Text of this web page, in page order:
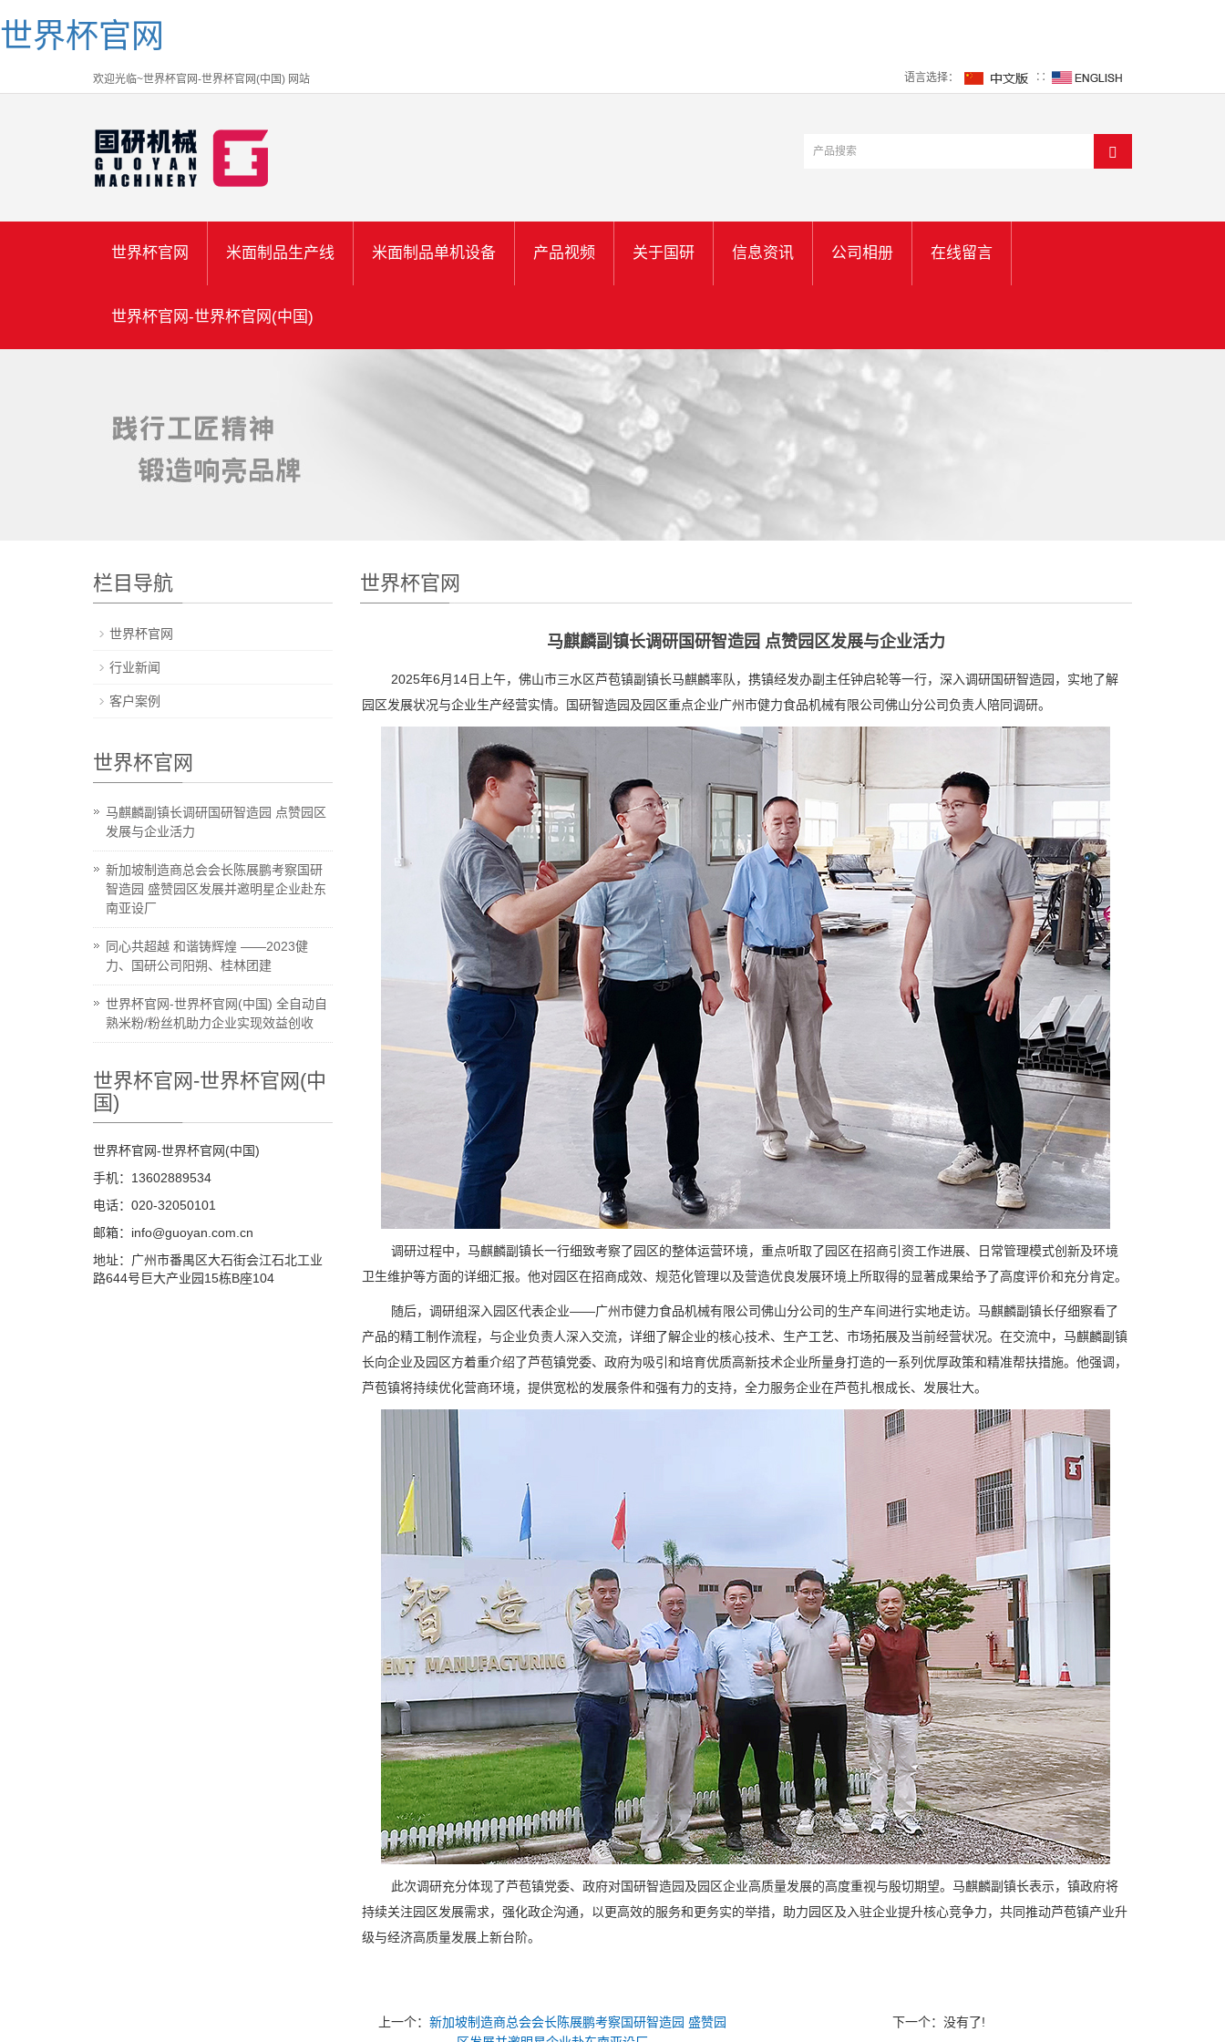
世界杯官网
欢迎光临~世界杯官网-世界杯官网(中国) 网站 语言选择： ∷
世界杯官网 米面制品生产线 米面制品单机设备 产品视频 关于国研 信息资讯 公司相册 在线留言
世界杯官网-世界杯官网(中国)
世界杯官网
马麒麟副镇长调研国研智造园 点赞园区发展与企业活力
2025年6月14日上午，佛山市三水区芦苞镇副镇长马麒麟率队，携镇经发办副主任钟启轮等一行，深入调研国研智造园，实地了解
园区发展状况与企业生产经营实情。国研智造园及园区重点企业广州市健力食品机械有限公司佛山分公司负责人陪同调研。
调研过程中，马麒麟副镇长一行细致考察了园区的整体运营环境，重点听取了园区在招商引资工作进展、日常管理模式创新及环境
卫生维护等方面的详细汇报。他对园区在招商成效、规范化管理以及营造优良发展环境上所取得的显著成果给予了高度评价和充分肯定。
随后，调研组深入园区代表企业——广州市健力食品机械有限公司佛山分公司的生产车间进行实地走访。马麒麟副镇长仔细察看了
产品的精工制作流程，与企业负责人深入交流，详细了解企业的核心技术、生产工艺、市场拓展及当前经营状况。在交流中，马麒麟副镇
长向企业及园区方着重介绍了芦苞镇党委、政府为吸引和培育优质高新技术企业所量身打造的一系列优厚政策和精准帮扶措施。他强调，
芦苞镇将持续优化营商环境，提供宽松的发展条件和强有力的支持，全力服务企业在芦苞扎根成长、发展壮大。
此次调研充分体现了芦苞镇党委、政府对国研智造园及园区企业高质量发展的高度重视与殷切期望。马麒麟副镇长表示，镇政府将
持续关注园区发展需求，强化政企沟通，以更高效的服务和更务实的举措，助力园区及入驻企业提升核心竞争力，共同推动芦苞镇产业升
级与经济高质量发展上新台阶。
上一个：新加坡制造商总会会长陈展鹏考察国研智造园 盛赞园
下一个：没有了!
栏目导航
世界杯官网
行业新闻
客户案例
世界杯官网
马麒麟副镇长调研国研智造园 点赞园区
发展与企业活力
新加坡制造商总会会长陈展鹏考察国研
智造园 盛赞园区发展并邀明星企业赴东
南亚设厂
同心共超越 和谐铸辉煌 ——2023健
力、国研公司阳朔、桂林团建
世界杯官网-世界杯官网(中国) 全自动自
熟米粉/粉丝机助力企业实现效益创收
世界杯官网-世界杯官网(中
国)
世界杯官网-世界杯官网(中国)
手机：13602889534
电话：020-32050101
邮箱：info@guoyan.com.cn
地址：广州市番禺区大石街会江石北工业
路644号巨大产业园15栋B座104